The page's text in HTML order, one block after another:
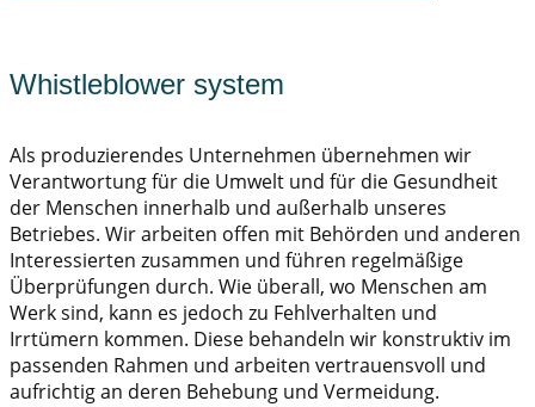
Whistleblower system
​​Als produzierendes Unternehmen übernehmen wir
Verantwortung für die Umwelt und für die Gesundheit
der Menschen innerhalb und außerhalb unseres
Betriebes. Wir arbeiten offen mit Behörden und anderen
Interessierten zusammen und führen regelmäßige
Überprüfungen durch. Wie überall, wo Menschen am
Werk sind, kann es jedoch zu Fehlverhalten und
Irrtümern kommen. Diese behandeln wir konstruktiv im
passenden Rahmen und arbeiten vertrauensvoll und
aufrichtig an deren Behebung und Vermeidung.